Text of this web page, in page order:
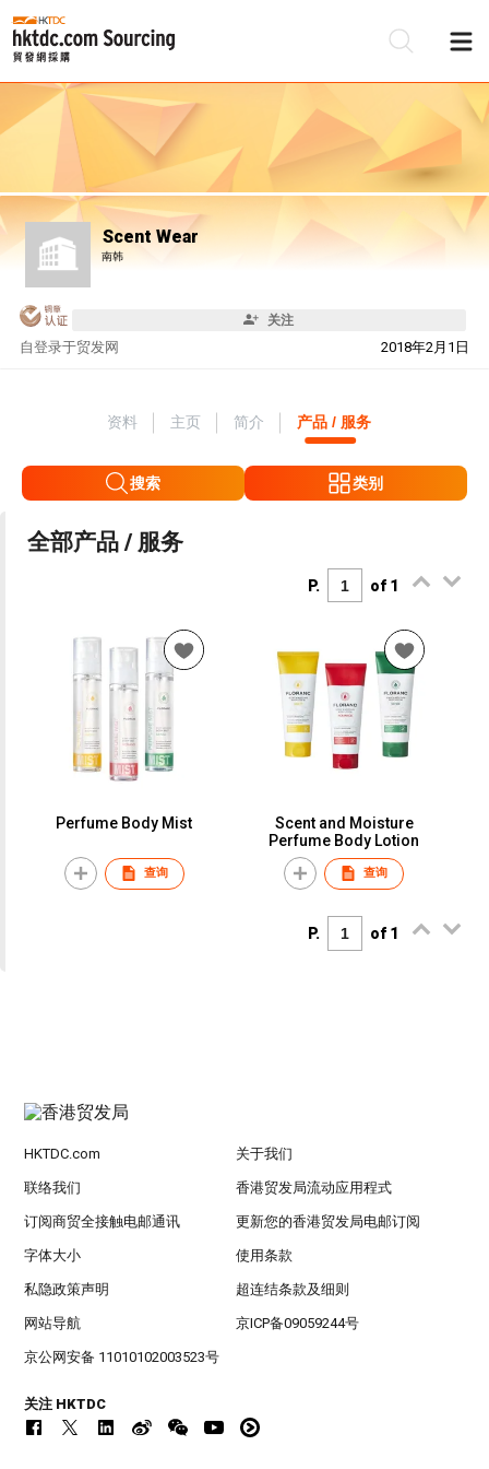
Scent Wear
南韩
关注
自 2018年2月1日
登录于贸发网
资料 主页 简介 产品 / 服务
搜索 类别
全部产品 / 服务
P. of 1
Perfume Body Mist
查询
Scent and Moisture
Perfume Body Lotion
查询
P. of 1
HKTDC.com 关于我们
联络我们 香港贸发局流动应用程式
订阅商贸全接触电邮通讯 更新您的香港贸发局电邮订阅
字体大小 使用条款
私隐政策声明 超连结条款及细则
网站导航 京ICP备09059244号
京公网安备 11010102003523号
关注 HKTDC